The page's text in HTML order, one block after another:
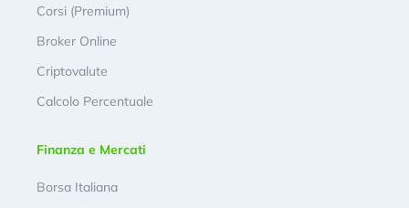
Corsi (Premium)
Broker Online
Criptovalute
Calcolo Percentuale
Finanza e Mercati
Borsa Italiana